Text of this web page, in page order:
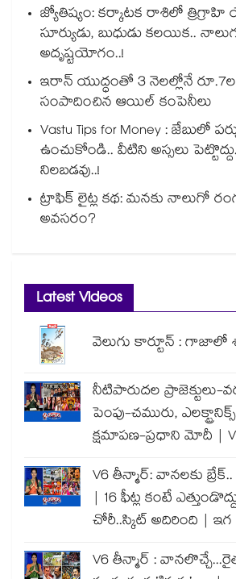
జ్యోతిష్యం: కర్కాటక రాశిలో త్రిగ్రాహి
సూర్యుడు, బుధుడు కలయిక..
అదృష్టయోగం..!
ఇరాన్ యుద్ధంతో 3 నెలల్లోనే
సంపాదించిన ఆయిల్ కంపెనీలు
Vastu Tips for Money : జేబులో
ఉంచుకోండి.. వీటిని అస్సలు
నిలబడవు..!
ట్రాఫిక్ లైట్ల కథ: మనకు నాలుగో
అవసరం?
Latest Videos
వెలుగు కార్టూన్ :
నీటిపారుదల ప్రాజెక్టులు-
పెంపు-చమురు,
క్షమాపణ-ప్రధాని మోదీ |
V6 తీన్మార్: వానలకు బ్రేక్..
| 16 ఫీట్ల కంటే
చోరీ..స్కిట్ అదిరింది | ఇగ
V6 తీన్మార్ :